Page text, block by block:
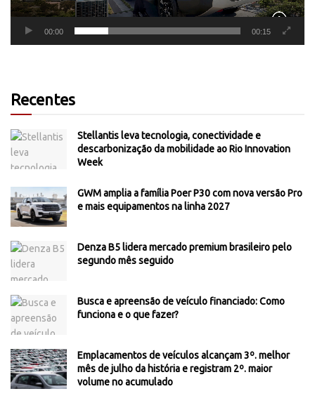
00:00 00:15
Recentes
Stellantis leva tecnologia, conectividade e
descarbonização da mobilidade ao Rio Innovation
Week
GWM amplia a família Poer P30 com nova versão Pro
e mais equipamentos na linha 2027
Denza B5 lidera mercado premium brasileiro pelo
segundo mês seguido
Busca e apreensão de veículo financiado: Como
funciona e o que fazer?
Emplacamentos de veículos alcançam 3º. melhor
mês de julho da história e registram 2º. maior
volume no acumulado